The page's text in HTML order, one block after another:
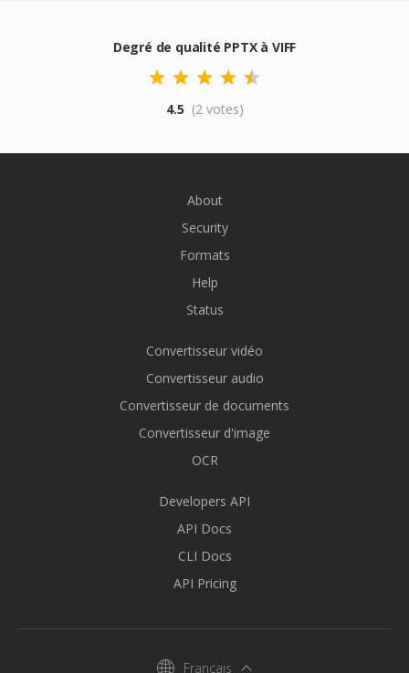
Degré de qualité PPTX à VIFF
4.5 (2 votes)
About
Security
Formats
Help
Status
Convertisseur vidéo
Convertisseur audio
Convertisseur de documents
Convertisseur d'image
OCR
Developers API
API Docs
CLI Docs
API Pricing
Français